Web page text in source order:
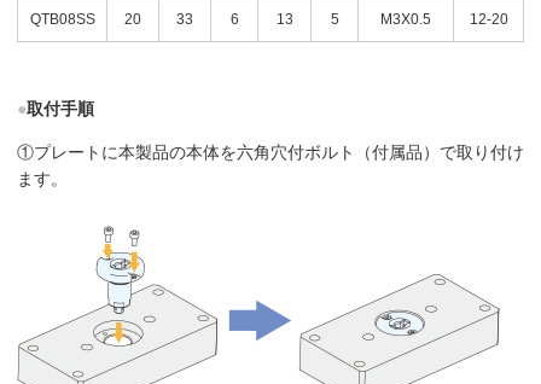
QTB08SS 20 33 6 13 5 M3X0.5 12-20
●取付手順
①プレートに本製品の本体を六角穴付ボルト（付属品）で取り付け
ます。